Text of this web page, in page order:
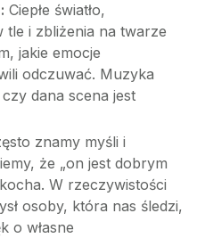
Ciepłe światło,
i zbliżenia na twarze
jakie emocje
odczuwać. Muzyka
dana scena jest
znamy myśli i
że „on jest dobrym
W rzeczywistości
osoby, która nas śledzi,
o własne